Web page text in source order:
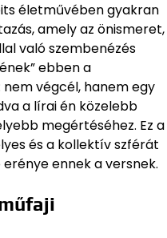
életművében gyakran
amely az önismeret,
való szembenézés
ebben a
végcél, hanem egy
a lírai én közelebb
megértéséhez. Ez a
és a kollektív szférát
ennek a versnek.